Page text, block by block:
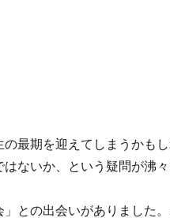
の最期を迎えてしまうかも
ないか、という疑問が沸
との出会いがありました